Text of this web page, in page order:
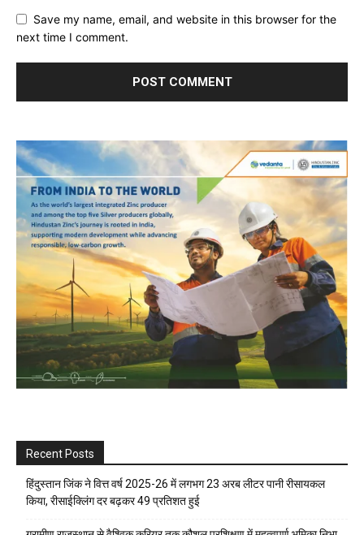
Save my name, email, and website in this browser for the
next time I comment.
Recent Posts
हिंदुस्तान जिंक ने वित्त वर्ष 2025-26 में लगभग 23 अरब लीटर पानी रीसायकल
किया, रीसाईक्लिंग दर बढ़कर 49 प्रतिशत हुई